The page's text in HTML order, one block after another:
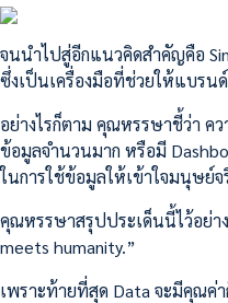
จนนำไปสู่อีกแนวคิดสำคัญคือ
ซึ่งเป็นเครื่องมือที่ช่วยให้แบรน
อย่างไรก็ตาม คุณหรรษาชี้ว่า ค
ข้อมูลจำนวนมาก หรือมี
ในการใช้ข้อมูลให้เข้าใจมนุษย์จ
คุณหรรษาสรุปประเด็นนี้ไว้อย่า
meets humanity.”
เพราะท้ายที่สุด Data จะมีคุณค่